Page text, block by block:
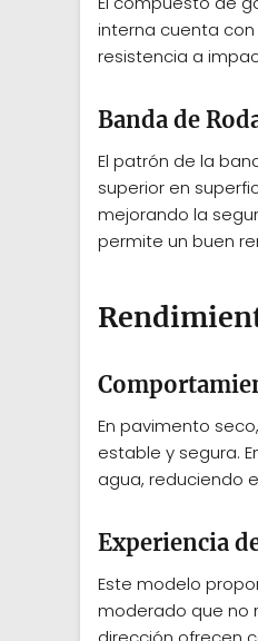
interna cuenta
resistencia a
Banda de
El patrón de la
superior en
mejorando la
permite un buen
En pavimento
estable y segura.
agua, reduciendo
Experiencia
Este modelo
moderado que no